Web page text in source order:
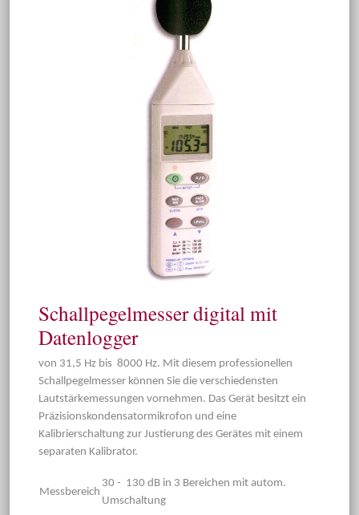
Schallpegelmesser digital mit
Datenlogger
von 31,5 Hz bis 8000 Hz. Mit diesem professionellen
Schallpegelmesser können Sie die verschiedensten
Lautstärkemessungen vornehmen. Das Gerät besitzt ein
Präzisionskondensatormikrofon und eine
Kalibrierschaltung zur Justierung des Gerätes mit einem
separaten Kalibrator.
Messbereich
30 - 130 dB in 3 Bereichen mit autom.
Umschaltung